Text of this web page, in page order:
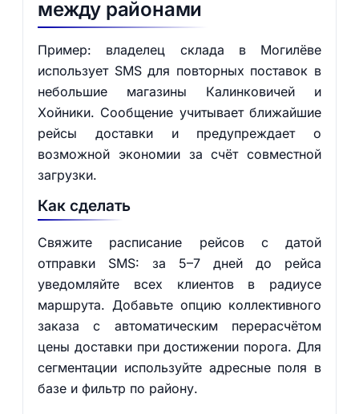
между районами
Пример: владелец склада в Могилёве
использует SMS для повторных поставок в
небольшие магазины Калинковичей и
Хойники. Сообщение учитывает ближайшие
рейсы доставки и предупреждает о
возможной экономии за счёт совместной
загрузки.
Как сделать
Свяжите расписание рейсов с датой
отправки SMS: за 5–7 дней до рейса
уведомляйте всех клиентов в радиусе
маршрута. Добавьте опцию коллективного
заказа с автоматическим перерасчётом
цены доставки при достижении порога. Для
сегментации используйте адресные поля в
базе и фильтр по району.